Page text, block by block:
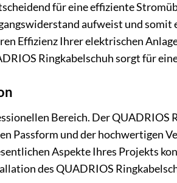
für eine effiziente
aufweist und
Effizienz Ihrer elektrischen
Ringkabelschuh sorgt für
Bereich. Der QUADRIOS
Passform und der hochwertigen
Aspekte Ihres Projekts
des QUADRIOS